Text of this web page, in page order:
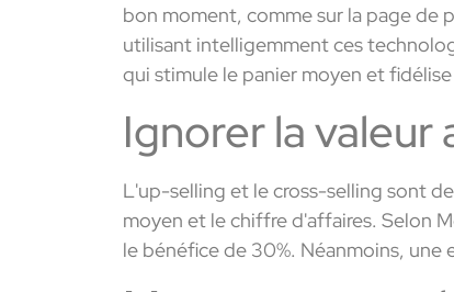
bon moment, comme sur la page de
utilisant intelligemment ces
qui stimule le panier moyen et
Ignorer la
L'up-selling et le cross-selling sont
moyen et le chiffre d'affaires. Selon
le bénéfice de 30%. Néanmoins,